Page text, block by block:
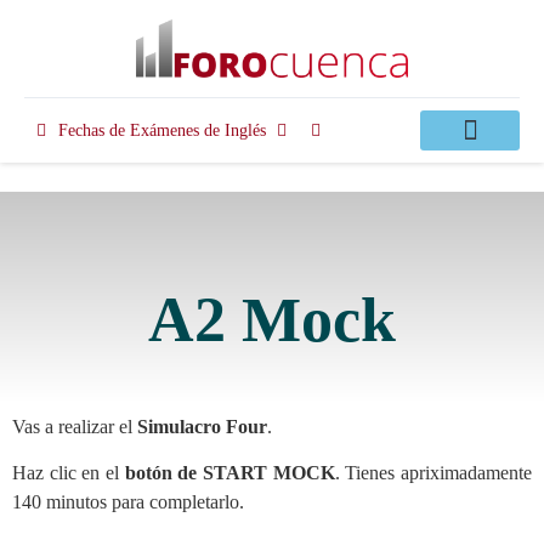
Fechas de Exámenes de Inglés
A2 Mock
Vas a realizar el Simulacro Four.
Haz clic en el botón de START MOCK. Tienes apriximadamente
140 minutos para completarlo.